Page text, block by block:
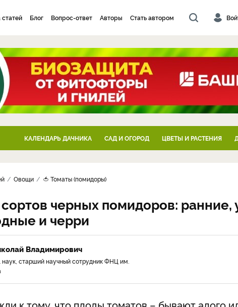
Блог Вопрос-ответ Авторы Стать автором
КАЛЕНДАРЬ ДАЧНИКА САД И ОГОРОД ЦВЕТЫ И РАСТЕНИЯ
Овощи 🍅 Томаты (помидоры)
черных помидоров:
и черри
Владимирович
наук, старший научный сотрудник ФНЦ им.